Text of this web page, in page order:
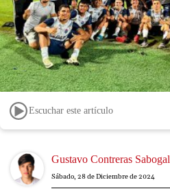
Escuchar este artículo
Image Gustavo Contreras Sabogal
Sábado, 28 de Diciembre de 2024